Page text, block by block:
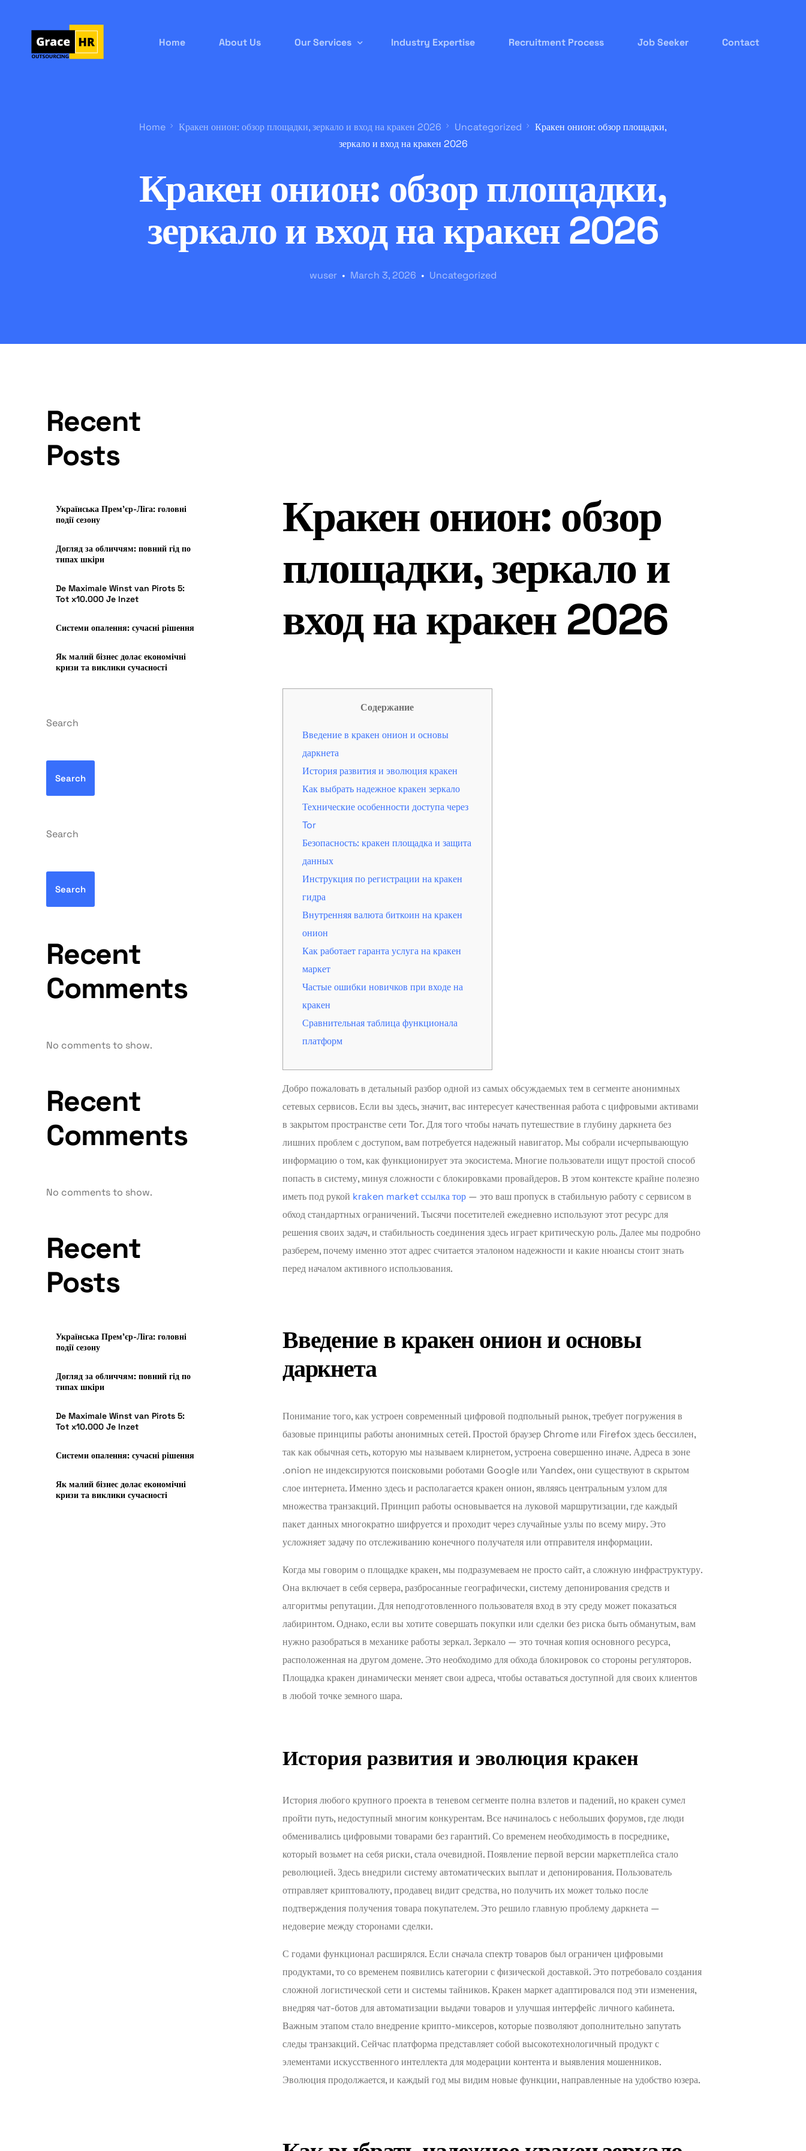
Home About Us Our Services
Onsite Recruitment
International/Overseas Recruitment
Industry Expertise Recruitment Process Job Seeker Contact
Home Кракен онион: обзор площадки, зеркало и вход на кракен 2026 Uncategorized
Кракен онион: обзор площадки,
зеркало и вход на кракен 2026
Кракен онион: обзор площадки,
зеркало и вход на кракен 2026
wuser March 3, 2026 Uncategorized
Кракен онион: обзор
площадки, зеркало и
вход на кракен 2026
Содержание
Введение в кракен онион и основы
даркнета
История развития и эволюция кракен
Как выбрать надежное кракен зеркало
Технические особенности доступа через
Tor
Безопасность: кракен площадка и защита
данных
Инструкция по регистрации на кракен
гидра
Внутренняя валюта биткоин на кракен
онион
Как работает гаранта услуга на кракен
маркет
Частые ошибки новичков при входе на
кракен
Сравнительная таблица функционала
платформ
Добро пожаловать в детальный разбор одной из самых обсуждаемых тем в сегменте анонимных
сетевых сервисов. Если вы здесь, значит, вас интересует качественная работа с цифровыми активами
в закрытом пространстве сети Tor. Для того чтобы начать путешествие в глубину даркнета без
лишних проблем с доступом, вам потребуется надежный навигатор. Мы собрали исчерпывающую
информацию о том, как функционирует эта экосистема. Многие пользователи ищут простой способ
попасть в систему, минуя сложности с блокировками провайдеров. В этом контексте крайне полезно
иметь под рукой kraken market ссылка тор— это ваш пропуск в стабильную работу с сервисом в
обход стандартных ограничений. Тысячи посетителей ежедневно используют этот ресурс для
решения своих задач, и стабильность соединения здесь играет критическую роль. Далее мы подробно
разберем, почему именно этот адрес считается эталоном надежности и какие нюансы стоит знать
перед началом активного использования.
Введение в кракен онион и основы
даркнета
Понимание того, как устроен современный цифровой подпольный рынок, требует погружения в
базовые принципы работы анонимных сетей. Простой браузер Chrome или Firefox здесь бессилен,
так как обычная сеть, которую мы называем клирнетом, устроена совершенно иначе. Адреса в зоне
.onion не индексируются поисковыми роботами Google или Yandex, они существуют в скрытом
слое интернета. Именно здесь и располагается кракен онион, являясь центральным узлом для
множества транзакций. Принцип работы основывается на луковой маршрутизации, где каждый
пакет данных многократно шифруется и проходит через случайные узлы по всему миру. Это
усложняет задачу по отслеживанию конечного получателя или отправителя информации.
Когда мы говорим о площадке кракен, мы подразумеваем не просто сайт, а сложную инфраструктуру.
Она включает в себя сервера, разбросанные географически, систему депонирования средств и
алгоритмы репутации. Для неподготовленного пользователя вход в эту среду может показаться
лабиринтом. Однако, если вы хотите совершать покупки или сделки без риска быть обманутым, вам
нужно разобраться в механике работы зеркал. Зеркало — это точная копия основного ресурса,
расположенная на другом домене. Это необходимо для обхода блокировок со стороны регуляторов.
Площадка кракен динамически меняет свои адреса, чтобы оставаться доступной для своих клиентов
в любой точке земного шара.
История развития и эволюция кракен
История любого крупного проекта в теневом сегменте полна взлетов и падений, но кракен сумел
пройти путь, недоступный многим конкурентам. Все начиналось с небольших форумов, где люди
обменивались цифровыми товарами без гарантий. Со временем необходимость в посреднике,
который возьмет на себя риски, стала очевидной. Появление первой версии маркетплейса стало
революцией. Здесь внедрили систему автоматических выплат и депонирования. Пользователь
отправляет криптовалюту, продавец видит средства, но получить их может только после
подтверждения получения товара покупателем. Это решило главную проблему даркнета —
недоверие между сторонами сделки.
С годами функционал расширялся. Если сначала спектр товаров был ограничен цифровыми
продуктами, то со временем появились категории с физической доставкой. Это потребовало создания
сложной логистической сети и системы тайников. Кракен маркет адаптировался под эти изменения,
внедряя чат-ботов для автоматизации выдачи товаров и улучшая интерфейс личного кабинета.
Важным этапом стало внедрение крипто-миксеров, которые позволяют дополнительно запутать
следы транзакций. Сейчас платформа представляет собой высокотехнологичный продукт с
элементами искусственного интеллекта для модерации контента и выявления мошенников.
Эволюция продолжается, и каждый год мы видим новые функции, направленные на удобство юзера.
Recent
Posts
Українська Прем’єр-Ліга: головні
події сезону
Догляд за обличчям: повний гід по
типах шкіри
De Maximale Winst van Pirots 5:
Tot x10.000 Je Inzet
Системи опалення: сучасні рішення
Як малий бізнес долає економічні
кризи та виклики сучасності
Search
Search
Search
Search
Recent
Comments
No comments to show.
Recent
Comments
No comments to show.
Recent
Posts
Українська Прем’єр-Ліга: головні
події сезону
Догляд за обличчям: повний гід по
типах шкіри
De Maximale Winst van Pirots 5:
Tot x10.000 Je Inzet
Системи опалення: сучасні рішення
Як малий бізнес долає економічні
кризи та виклики сучасності